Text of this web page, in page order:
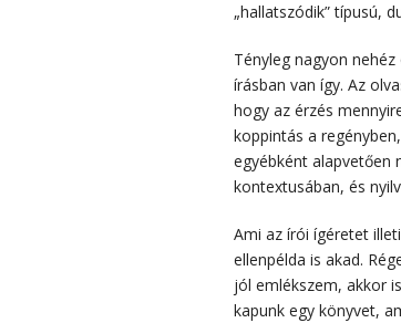
„hallatszódik” típusú,
Tényleg nagyon
írásban van így. Az
hogy az érzés
koppintás a
egyébként alapvetően
kontextusában, és
Ami az írói ígéretet
ellenpélda is akad.
jól emlékszem, akkor
kapunk egy könyvet,